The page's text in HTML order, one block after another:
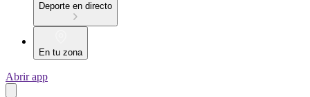
Deporte en directo
En tu zona
Abrir app